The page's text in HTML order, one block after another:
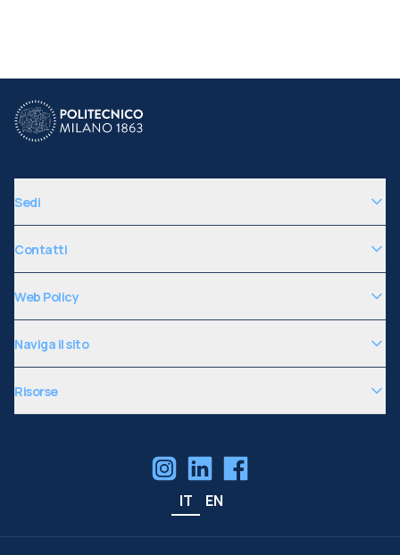
Sedi
Contatti
Web Policy
Naviga il sito
Risorse
IT EN